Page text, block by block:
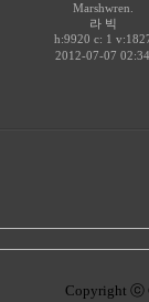
Marshwren.
라 빅
h:9920 c: 1
2012-07-07 02:34
Copyright ⓒ